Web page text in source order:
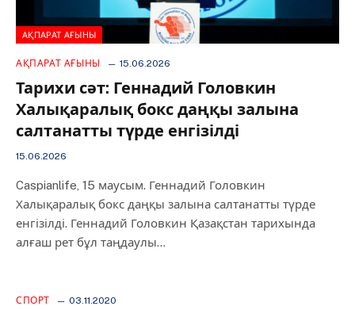
АҚПАРАТ АҒЫНЫ
АҚПАРАТ АҒЫНЫ 15.06.2026
Тарихи сәт: Геннадий Головкин
Халықаралық бокс даңқы залына
салтанатты түрде енгізілді
15.06.2026
Caspianlife, 15 маусым. Геннадий Головкин
Халықаралық бокс даңқы залына салтанатты түрде
енгізілді. Геннадий Головкин Қазақстан тарихында
алғаш рет бұл таңдаулы…
СПОРТ 03.11.2020